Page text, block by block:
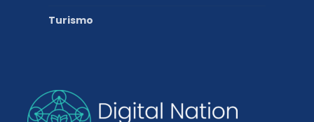
Turismo